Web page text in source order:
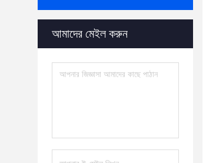
আমাদের মেইল করুন